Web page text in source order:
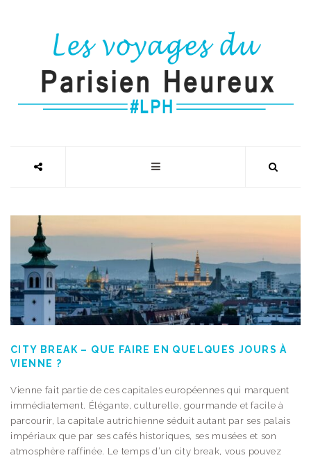
CITY BREAK – QUE FAIRE EN QUELQUES JOURS À
VIENNE ?
Vienne fait partie de ces capitales européennes qui marquent
immédiatement. Élégante, culturelle, gourmande et facile à
parcourir, la capitale autrichienne séduit autant par ses palais
impériaux que par ses cafés historiques, ses musées et son
atmosphère raffinée. Le temps d’un city break, vous pouvez